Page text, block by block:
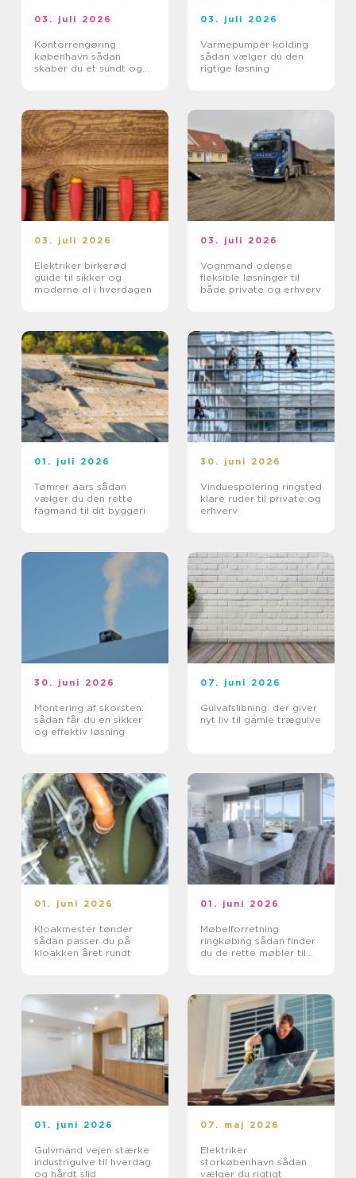
03. juli 2026
Kontorrengøring
københavn sådan
skaber du et sundt og
03. juli 2026
Varmepumper kolding
sådan vælger du den
rigtige løsning
03. juli 2026
Elektriker birkerød
guide til sikker og
moderne el i hverdagen
03. juli 2026
Vognmand odense
fleksible løsninger til
både private og erhverv
01. juli 2026
Tømrer aars sådan
vælger du den rette
fagmand til dit byggeri
30. juni 2026
Vinduespolering ringsted
klare ruder til private og
erhverv
30. juni 2026
Montering af skorsten:
sådan får du en sikker
og effektiv løsning
07. juni 2026
Gulvafslibning: der giver
nyt liv til gamle trægulve
01. juni 2026
Kloakmester tønder
sådan passer du på
kloakken året rundt
01. juni 2026
Møbelforretning
ringkøbing sådan finder
du de rette møbler til
01. juni 2026
Gulvmand vejen stærke
industrigulve til hverdag
og hårdt slid
07. maj 2026
Elektriker
storkøbenhavn sådan
vælger du rigtigt